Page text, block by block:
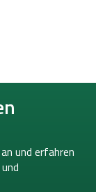
und erfahren